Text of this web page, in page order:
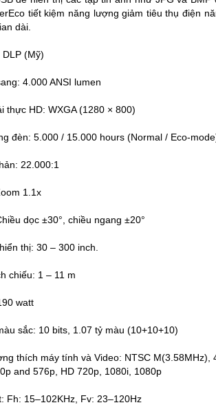
tiết kiệm năng lượng giảm tiêu thụ điện
dài.
(Mỹ)
4.000 ANSI lumen
thực HD: WXGA (1280 × 800)
đèn: 5.000 / 15.000 hours (Normal / Eco-
22.000:1
1.1x
dọc ±30°, chiều ngang ±20°
thị: 30 – 300 inch.
chiếu: 1 – 11 m
watt
sắc: 10 bits, 1.07 tỷ màu (10+10+10)
thích máy tính và Video: NTSC M(3.58MHz),
and 576p, HD 720p, 1080i, 1080p
Fh: 15–102KHz, Fv: 23–120Hz